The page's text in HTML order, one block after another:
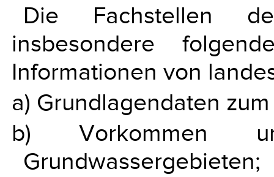
Die Fachstellen
insbesondere
Informationen von
a) Grundlagendaten
b) Vorkommen
Grundwassergebieten;